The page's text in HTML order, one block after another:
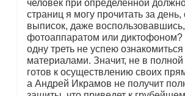
человек при определенной
страниц я могу прочитать за день,
выписок, даже
фотоаппаратом или
одну треть не успею ознакомиться
материалами. Значит, не в
готов к осуществлению своих
а Андрей Икрамов не получит